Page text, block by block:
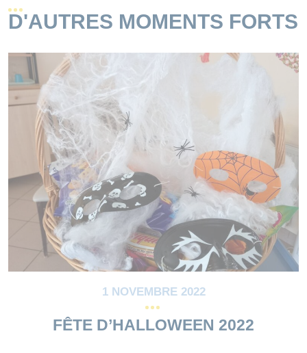
D'AUTRES MOMENTS FORTS
1 NOVEMBRE 2022
FÊTE D’HALLOWEEN 2022